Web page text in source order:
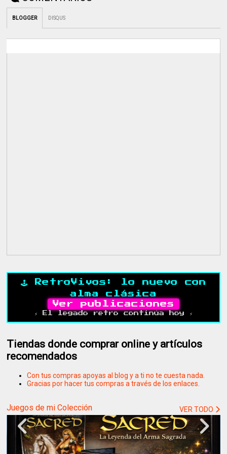
BLOGGER DISQUS
🕹️ RetroVivos: lo nuevo con
alma clásica
Ver publicaciones
⚡ El legado retro continúa hoy ⚡
Tiendas donde comprar online y artículos
recomendados
Con tus compras apoyas al blog y a ti no te cuesta nada.
Gracias por hacer tus compras a través de los enlaces.
Juegos de mi Colección VER TODO